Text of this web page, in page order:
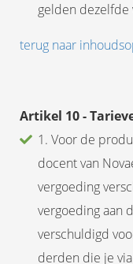
gelden dezelfde
terug naar
Artikel 10 -
1. Voor de
docent van
vergoeding
vergoeding aan
verschuldigd
derden die je